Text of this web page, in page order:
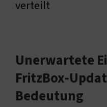
verteilt
Unerwartete
FritzBox-
Bedeutung